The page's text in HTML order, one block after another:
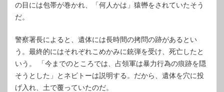
の目には包帯が巻かれ、「何人かは」猿轡をされていたそう
だ。
警察署長によると、遺体には長時間の拷問の跡があるとい
う。最終的にはそれぞれこめかみに銃弾を受け、死亡したと
いう。 「今までのところでは、占領軍は暴力行為の痕跡を隠
そうとした」とネビトーは説明する。だから、遺体を穴に投
げ入れ、土で覆っていたのだ。